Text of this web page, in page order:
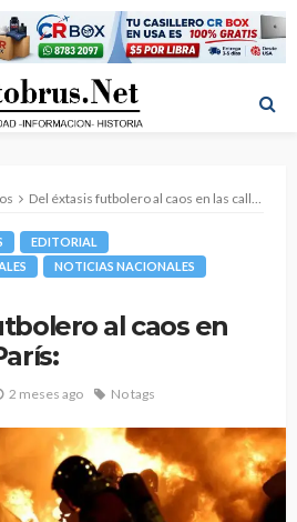
Del éxtasis futbolero al caos en las calles de París:
EDITORIAL
NOTICIAS NACIONALES
al caos en
2 meses ago No tags